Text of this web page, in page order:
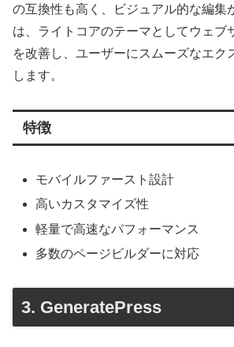
の互換性も高く、ビジュアル的な編集
は、ライトコアのテーマとしてウェブ
を改善し、ユーザーにスムーズなエク
します。
特徴
モバイルファースト設計
高いカスタマイズ性
軽量で高速なパフォーマンス
多数のページビルダーに対応
3. GeneratePress